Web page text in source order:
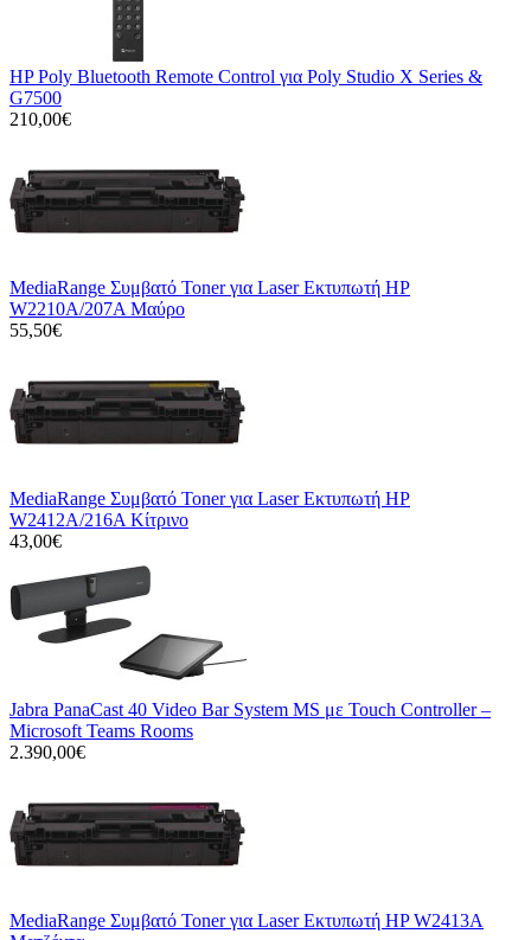
HP Poly Bluetooth Remote Control για Poly Studio X Series &
G7500
210,00€
MediaRange Συμβατό Toner για Laser Εκτυπωτή HP
W2210A/207A Μαύρο
55,50€
MediaRange Συμβατό Toner για Laser Εκτυπωτή HP
W2412A/216A Κίτρινο
43,00€
Jabra PanaCast 40 Video Bar System MS με Touch Controller –
Microsoft Teams Rooms
2.390,00€
MediaRange Συμβατό Toner για Laser Εκτυπωτή HP W2413A